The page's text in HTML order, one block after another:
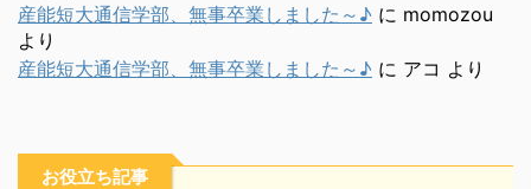
産能短大通信学部、無事卒業しました～♪ に momozou
より
産能短大通信学部、無事卒業しました～♪ に アコ より
お役立ち記事